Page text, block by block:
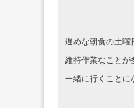
遅めな朝食の土曜
維持作業なことが
一緒に行くことに